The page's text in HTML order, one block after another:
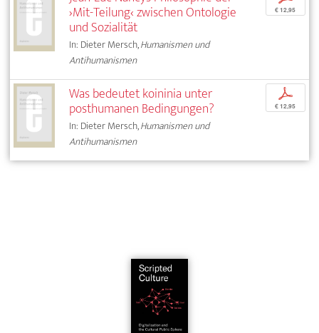
›Mit-Teilung‹ zwischen Ontologie
und Sozialität
In: Dieter Mersch,Humanismen und
Antihumanismen
€ 12,95
Was bedeutet koininia unter
posthumanen Bedingungen?
In: Dieter Mersch,Humanismen und
Antihumanismen
p
€ 12,95